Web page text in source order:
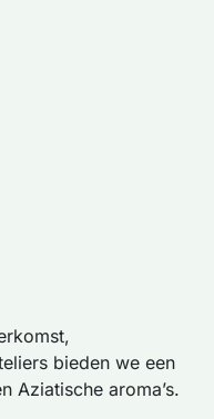
bieden we een
Aziatische aroma’s.